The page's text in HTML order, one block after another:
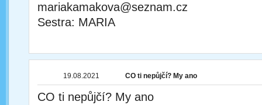
mariakamakova@seznam.cz
Sestra: MARIA
19.08.2021 CO ti nepůjčí? My ano
CO ti nepůjčí? My ano